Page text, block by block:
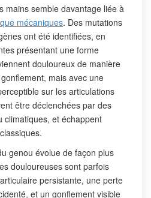
mains semble davantage liée à
mécaniques. Des mutations
ont été identifiées, en
présentant une forme
douloureux de manière
mais avec une
sur les articulations
être déclenchées par des
climatiques, et échappent
genou évolue de façon plus
douloureuses sont parfois
persistante, une perte
et un gonflement visible